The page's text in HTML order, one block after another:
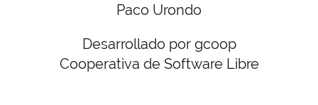
Paco Urondo
Desarrollado por gcoop
Cooperativa de Software Libre